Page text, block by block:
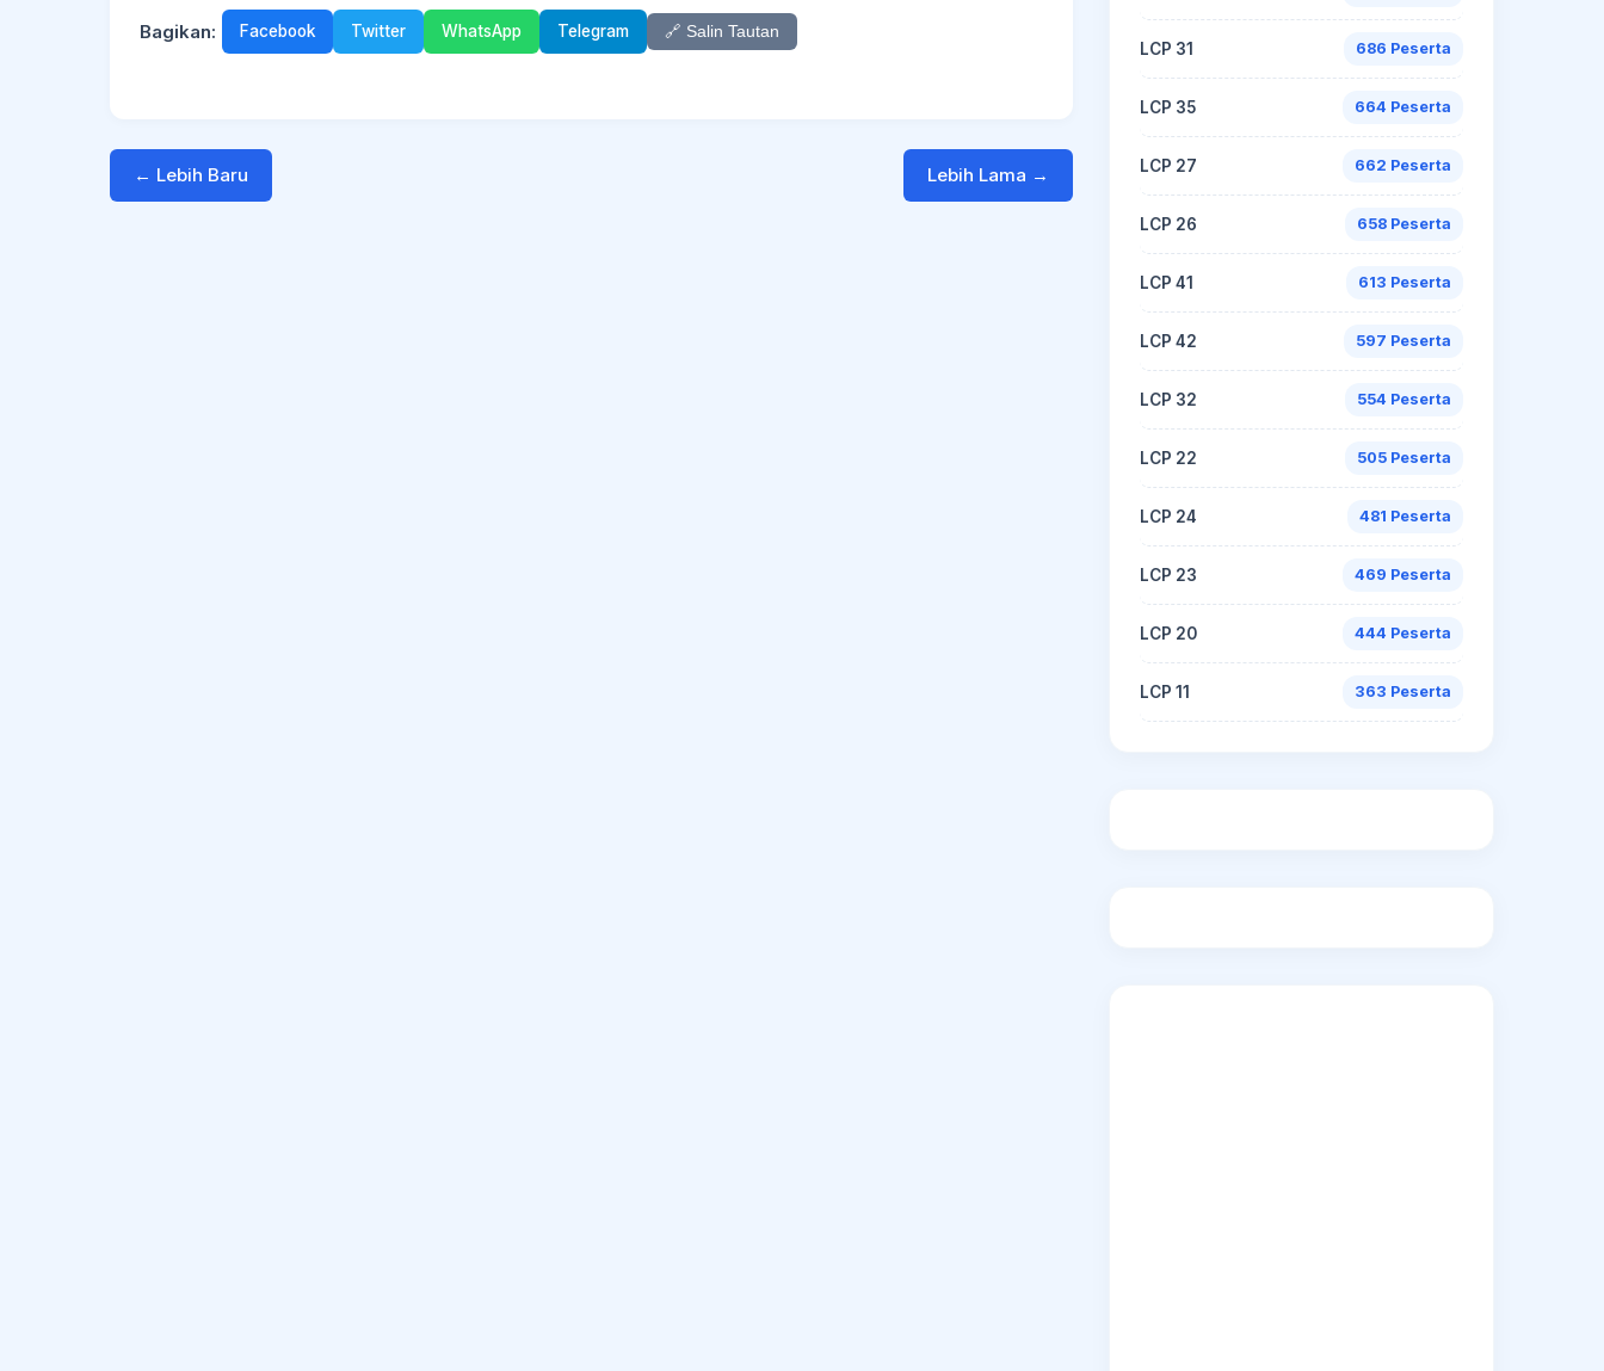
Bagikan: Facebook Twitter WhatsApp Telegram 🔗 Salin Tautan
← Lebih Baru Lebih Lama →
LCP 31 686 Peserta
LCP 35 664 Peserta
LCP 27 662 Peserta
LCP 26 658 Peserta
LCP 41 613 Peserta
LCP 42 597 Peserta
LCP 32 554 Peserta
LCP 22 505 Peserta
LCP 24 481 Peserta
LCP 23 469 Peserta
LCP 20 444 Peserta
LCP 11 363 Peserta